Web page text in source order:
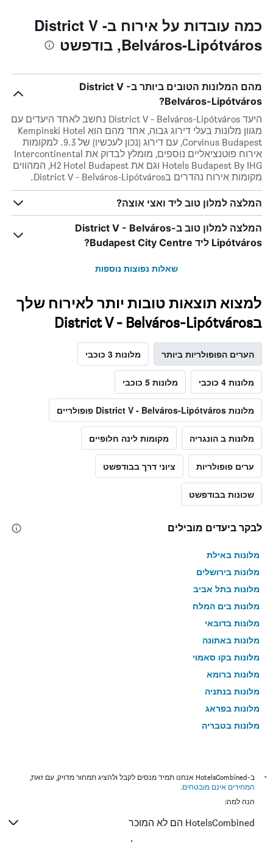
כמה עובדות על אירוח בDistrict V -
Belváros-Lipótváros, בודפשט
מהם המלונות הטובים ביותר בDistrict V -
Belváros-Lipótváros?
היעד District V - Belváros-Lipótváros נחשב לאחד היעדים עם
מגוון מלונות בעלי דירוג גבוה, אחד מהם הוא Kempinski Hotel
Corvinus Budapest, עם דירוג (נכון לעכשיו) של 9.3. למקומות
אירוח פוטנציאליים נוספים, מומלץ לבדוק את Intercontinental
Hotels Budapest By IHG וגם את H2 Hotel Budapest, המהווים
מקומות אירוח נהדרים בDistrict V - Belváros-Lipótváros.
המלצה למלון טוב ליד ואצי אוצה?
המלצה למלון טוב בDistrict V - Belváros-
Lipótváros ליד Budapest City Centre?
שאלות נפוצות נוספות
למצוא תוצאות טובות יותר לאירוח שלך
בDistrict V - Belváros-Lipótváros
הערים הפופולריות ביותר מלונות 3 כוכבי
מלונות 4 כוכבי מלונות 5 כוכבי
מלונות District V - Belváros-Lipótváros פופולריים
מלונות ב הונגריה מקומות לינה חלופיים
ערים פופולריות ציוני דרך בבודפשט
שכונות בבודפשט
לבקר ביעדים מובילים
מלונות באילת
מלונות בירושלים
מלונות בתל אביב
מלונות בים המלח
מלונות בדובאי
מלונות באתונה
מלונות בקו סאמוי
מלונות ברומא
מלונות בנתניה
מלונות בפראג
מלונות בטבריה
מלונות בבנגקוק
מלונות בלונדון
מלונות בפאפוס
*
ב-HotelsCombined אנחנו תמיד מנסים לקבל ולהציג תמחור מדויק, עם זאת,
המחירים אינם מובטחים.
הנה למה:
HotelsCombined הם לא המוכר